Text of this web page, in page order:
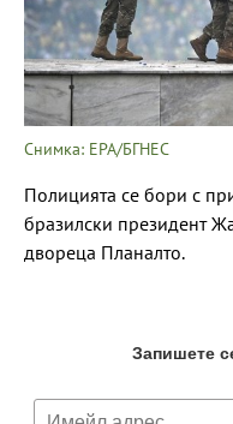
Снимка: EPA/БГНЕС
Полицията се бори с
бразилски президент
двореца Планалто.